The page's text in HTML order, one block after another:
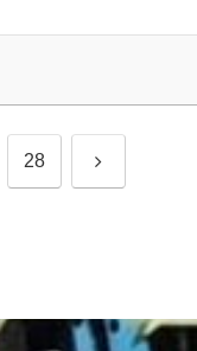
28 次